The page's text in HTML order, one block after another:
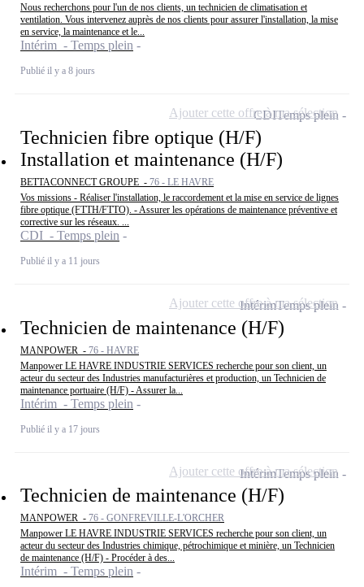
Nous recherchons pour l'un de nos clients, un technicien de climatisation et
ventilation. Vous intervenez auprès de nos clients pour assurer l'installation, la mise
en service, la maintenance et le...
Intérim - Temps plein
Publié il y a 8 jours
Technicien fibre optique (H/F)
Installation et maintenance (H/F)
BETTACONNECT GROUPE - 76 - LE HAVRE
Vos missions - Réaliser l'installation, le raccordement et la mise en service de lignes
fibre optique (FTTH/FTTO). - Assurer les opérations de maintenance préventive et
corrective sur les réseaux. ...
CDI - Temps plein
Publié il y a 11 jours
CDITemps plein
Ajouter cette offre à ma sélection
Technicien de maintenance (H/F)
MANPOWER - 76 - HAVRE
Manpower LE HAVRE INDUSTRIE SERVICES recherche pour son client, un
acteur du secteur des Industries manufacturières et production, un Technicien de
maintenance portuaire (H/F) - Assurer la...
Intérim - Temps plein
Publié il y a 17 jours
IntérimTemps plein
Ajouter cette offre à ma sélection
Technicien de maintenance (H/F)
MANPOWER - 76 - GONFREVILLE-L'ORCHER
Manpower LE HAVRE INDUSTRIE SERVICES recherche pour son client, un
acteur du secteur des Industries chimique, pétrochimique et minière, un Technicien
de maintenance (H/F) - Procéder à des...
Intérim - Temps plein
IntérimTemps plein
Ajouter cette offre à ma sélection